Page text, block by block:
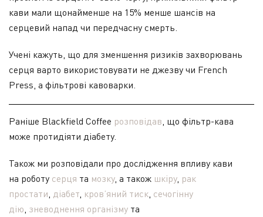
кави мали щонайменше на 15% менше шансів на
серцевий напад чи передчасну смерть.
Учені кажуть, що для зменшення ризиків захворювань
серця варто використовувати не джезву чи French
Press, а фільтрові кавоварки.
Раніше Blackfield Coffee розповідав, що фільтр-кава
може протидіяти діабету.
Також ми розповідали про дослідження впливу кави
на роботу серця та мозку, а також шкіру, рак
простати, діабет, кров’яний тиск, сечогінну
дію, зневоднення організму та